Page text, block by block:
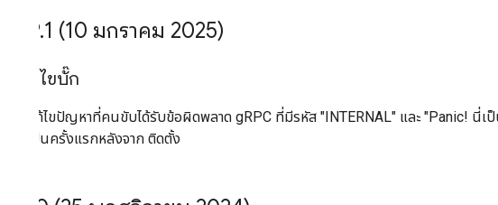
99.1 (10 มกราคม 2025)
การแก้ไขบั๊ก
แก้ไขปัญหาที่คนขับได้รับข้อผิดพลาด gRPC ที่มีรหัส "INTERNAL" และ "Panic! นี่
เป็นครั้งแรกหลังจาก ติดตั้ง